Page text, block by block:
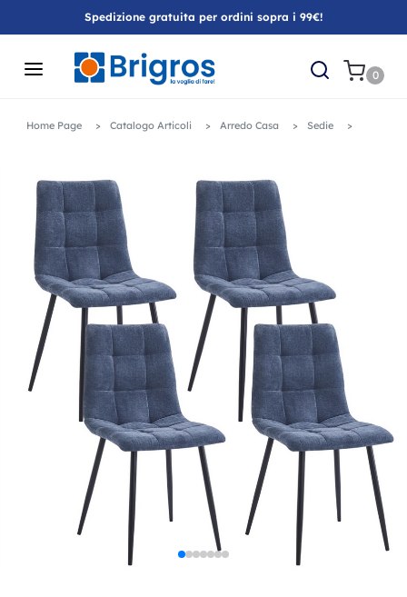
Spedizione gratuita per ordini sopra i 99€!
0
Home Page Catalogo Articoli Arredo Casa Sedie